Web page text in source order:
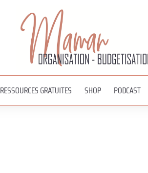
RESSOURCES GRATUITES SHOP PODCAST